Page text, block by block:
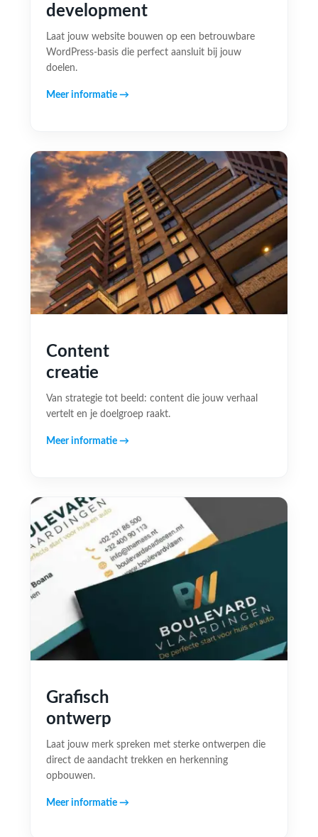
development
Laat jouw website bouwen op een betrouwbare
WordPress-basis die perfect aansluit bij jouw
doelen.
Meer informatie →
Content
creatie
Van strategie tot beeld: content die jouw verhaal
vertelt en je doelgroep raakt.
Meer informatie →
Grafisch
ontwerp
Laat jouw merk spreken met sterke ontwerpen die
direct de aandacht trekken en herkenning
opbouwen.
Meer informatie →